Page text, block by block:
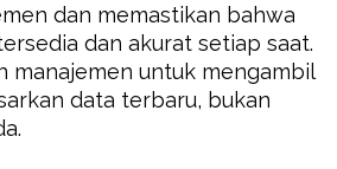
dan memastikan bahwa
dan akurat setiap saat.
manajemen untuk mengambil
data terbaru, bukan